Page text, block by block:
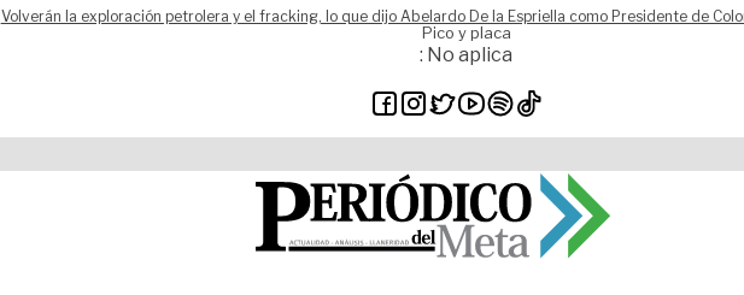
Volverán la exploración petrolera y el fracking, lo que dijo Abelardo De la Espriella como Presidente de
Pico y placa
: No aplica